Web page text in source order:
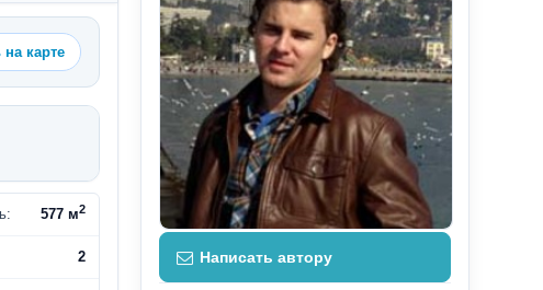
на карте
577 м2
2 Написать автору